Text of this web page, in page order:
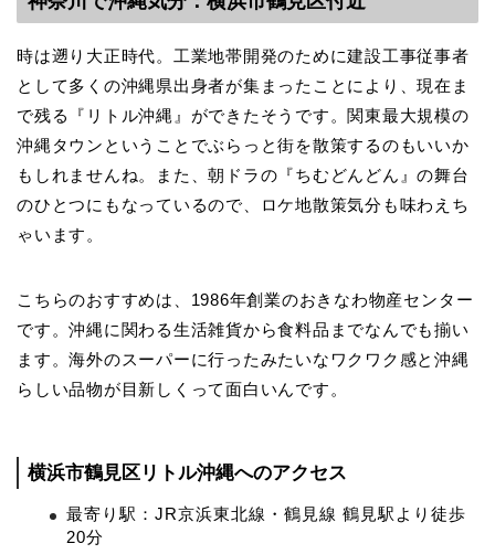
時は遡り大正時代。工業地帯開発のために建設工事従事者
として多くの沖縄県出身者が集まったことにより、現在ま
で残る『リトル沖縄』ができたそうです。関東最大規模の
沖縄タウンということでぶらっと街を散策するのもいいか
もしれませんね。また、朝ドラの『ちむどんどん』の舞台
のひとつにもなっているので、ロケ地散策気分も味わえち
ゃいます。
こちらのおすすめは、1986年創業のおきなわ物産センター
です。沖縄に関わる生活雑貨から食料品までなんでも揃い
ます。海外のスーパーに行ったみたいなワクワク感と沖縄
らしい品物が目新しくって面白いんです。
横浜市鶴見区リトル沖縄へのアクセス
最寄り駅：JR京浜東北線・鶴見線 鶴見駅より徒歩
20分